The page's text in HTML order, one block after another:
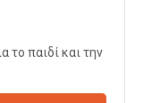
το παιδί και την